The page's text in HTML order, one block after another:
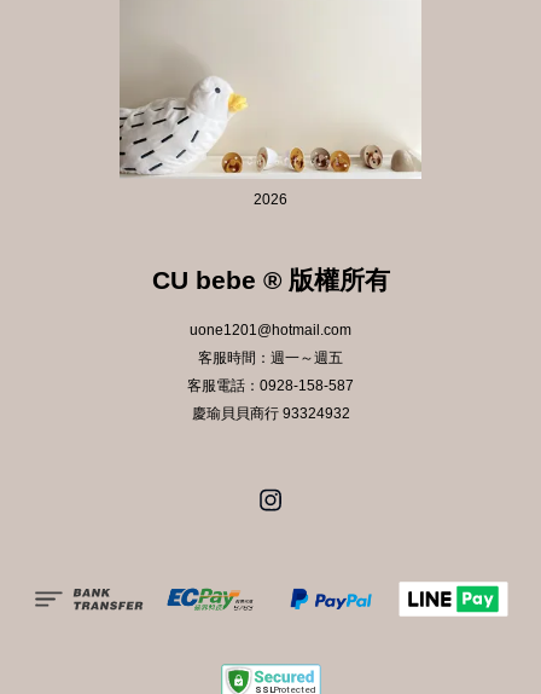
2026
CU bebe ® 版權所有
uone1201@hotmail.com
客服時間：週一～週五
客服電話：0928-158-587
慶瑜貝貝商行 93324932